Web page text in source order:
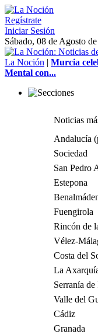
Regístrate
Iniciar Sesión
Sábado, 08 de Agosto
La Noción | Murcia
Mental con...
Noticias
Andalucía
Sociedad
San Pedro
Estepona
Fuengirola
Rincón de
Vélez-
Costa del
La
Serranía de
Valle del
Cádiz
Granada